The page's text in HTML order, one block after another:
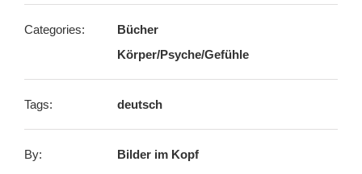
Categories:
Bücher
Körper/Psyche/Gefühle
Tags: deutsch
By: Bilder im Kopf